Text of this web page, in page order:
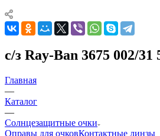
с/з Ray-Ban 3675 002/31
Главная
—
Каталог
—
Солнцезащитные очки
Оправы для очковКонтактные линзы